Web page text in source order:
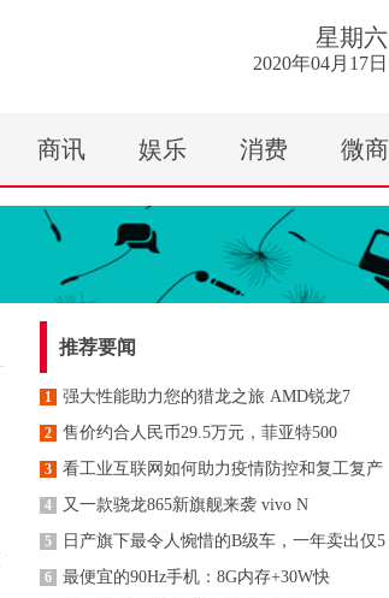
星期六
2020年04月17日
商讯 娱乐 消费 微商
推荐要闻
1 强大性能助力您的猎龙之旅 AMD锐龙7
2 售价约合人民币29.5万元，菲亚特500
3 看工业互联网如何助力疫情防控和复工复产
4 又一款骁龙865新旗舰来袭 vivo N
5 日产旗下最令人惋惜的B级车，一年卖出仅5
6 最便宜的90Hz手机：8G内存+30W快